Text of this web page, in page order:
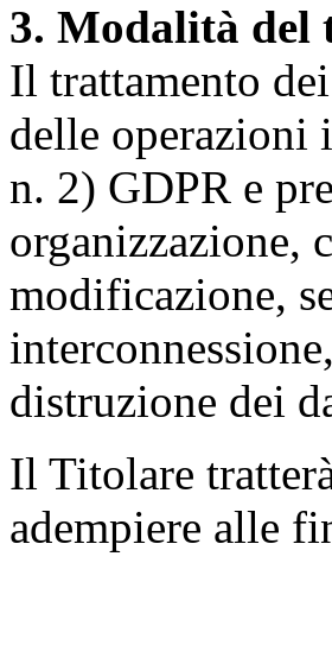
3. Modalità del
Il trattamento
delle operazioni
n. 2) GDPR e
organizzazione,
modificazione,
distruzione dei
Il Titolare
adempiere alle